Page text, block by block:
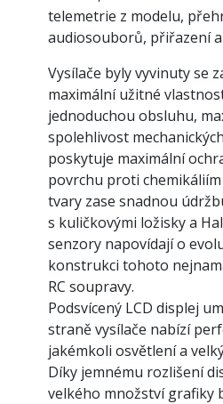
telemetrie z modelu,
audiosouborů, přiřazení
Vysílače byly vyvinuty se
maximální užitné
jednoduchou obsluhu,
spolehlivost
poskytuje maximální
povrchu proti
tvary zase snadnou
s kuličkovými ložisky a
senzory napovídají o
konstrukci tohoto
RC soupravy.
Podsvícený LCD displej
straně vysílače nabízí
jakémkoli osvětlení a
Díky jemnému rozlišení
velkého množství grafiky